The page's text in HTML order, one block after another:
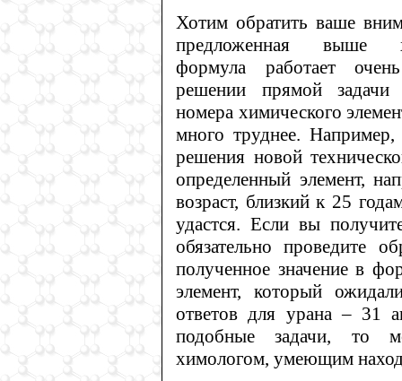
Хотим обратить ваше
предложенная выше
формула работает
решении прямой задачи
номера химического
много труднее.
решения новой
определенный элемент,
возраст, близкий к 25
удастся. Если вы
обязательно проведите
полученное значение в
элемент, который
ответов для урана – 31
подобные задачи, то
химологом, умеющим